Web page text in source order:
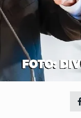
13
SEGUE A
GRIPE…
SAÚDE
14
São